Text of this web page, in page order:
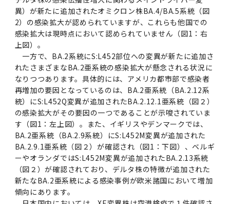
異）が新たに追加されたオミクロン株BA.4/BA.5系統（図
2）の感染拡大が認められていますが、これらも他国での
感染拡大は現時点において認められていません（図1：右
上図）。
一方で、BA.2系統にS:L452部位への変異が新たに追加さ
れたさまざまなBA.2亜系統の感染拡大が懸念される状況に
なりつつあります。具体的には、アメリカ都市部で感染者
再増加の要因となっているのは、BA.2亜系統（BA.2.12系
統）にS:L452Q変異が追加されたBA.2.12.1亜系統（図２）
の感染拡大がその要因の一つであることが示唆されていま
す（図1：左上図）。また、イギリスやデンマークでは、
BA.2亜系統（BA.2.9系統）にS:L452M変異が追加された
BA.2.9.1亜系統（図２）が確認され（図1：下図）、ベルギ
ーやオランダではS:L452M変異が追加されたBA.2.13系統
（図２）が確認されており、デルタ株の特徴が追加された
新たなBA.2亜系統による感染事例が欧米諸国において増加
傾向にあります。